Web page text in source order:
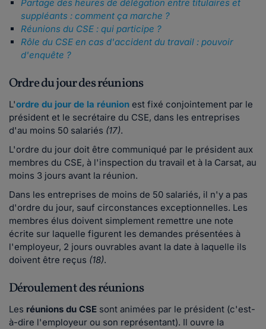
Partage des heures de délégation entre titulaires et
suppléants : comment ça marche ?
Réunions du CSE : qui participe ?
Rôle du CSE en cas d'accident du travail : pouvoir
d'enquête ?
Ordre du jour des réunions
L'ordre du jour de la réunion est fixé conjointement par le
président et le secrétaire du CSE, dans les entreprises
d'au moins 50 salariés (17).
L'ordre du jour doit être communiqué par le président aux
membres du CSE, à l'inspection du travail et à la Carsat, au
moins 3 jours avant la réunion.
Dans les entreprises de moins de 50 salariés, il n'y a pas
d'ordre du jour, sauf circonstances exceptionnelles. Les
membres élus doivent simplement remettre une note
écrite sur laquelle figurent les demandes présentées à
l'employeur, 2 jours ouvrables avant la date à laquelle ils
doivent être reçus (18).
Déroulement des réunions
Les réunions du CSE sont animées par le président (c'est-
à-dire l'employeur ou son représentant). Il ouvre la